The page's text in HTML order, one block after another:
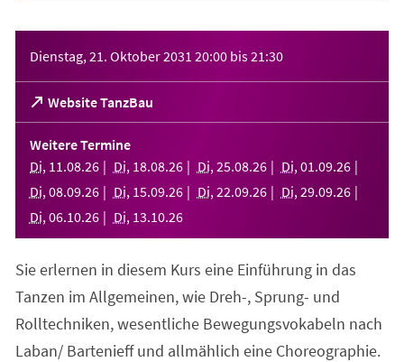
Dienstag, 21. Oktober 2031 20:00 bis21:30
Website TanzBau
(Öffnet
in
einem
neuen
Tab)
Weitere Termine
Di, 11 .08.26 Di, 18.08.26 Di, 25.08.26 Di, 01 .09.26
Di, 08.09.26 Di, 15.09.26 Di, 22.09.26 Di, 29.09.26
Di, 06.10.26 Di, 13.10.26
Sie erlernen in diesem Kurs eine Einführung in das
Tanzen im Allgemeinen, wie Dreh-, Sprung- und
Rolltechniken, wesentliche Bewegungsvokabeln nach
Laban/ Bartenieff und allmählich eine Choreographie.